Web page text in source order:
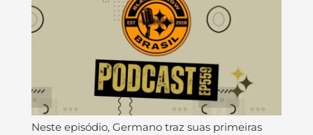
Neste episódio, Germano traz suas primeiras